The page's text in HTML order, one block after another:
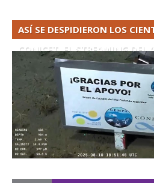
ASÍ SE DESPIDIERON LOS
CONICET. EL STREAMING DEL